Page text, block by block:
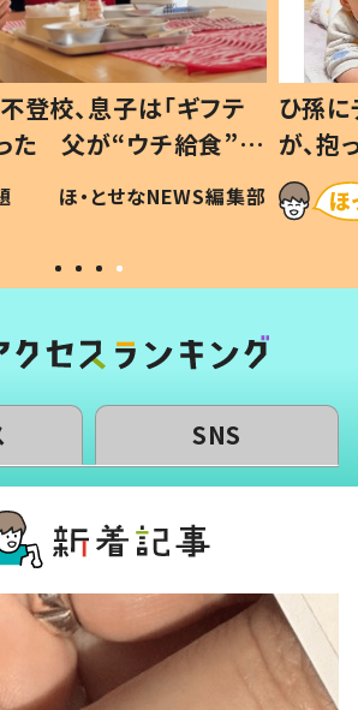
登校、息子は「ギフテ
った 父が“ウチ給食”を
る理由とは #令和の親
ほ・とせなNEWS編集部
ひ孫
が、
「涙が
い」
SNS